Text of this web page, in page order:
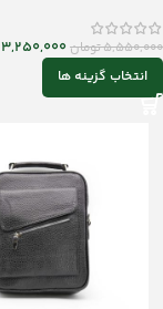
5,550,000تومان3,250,000
انتخاب گزینه ها